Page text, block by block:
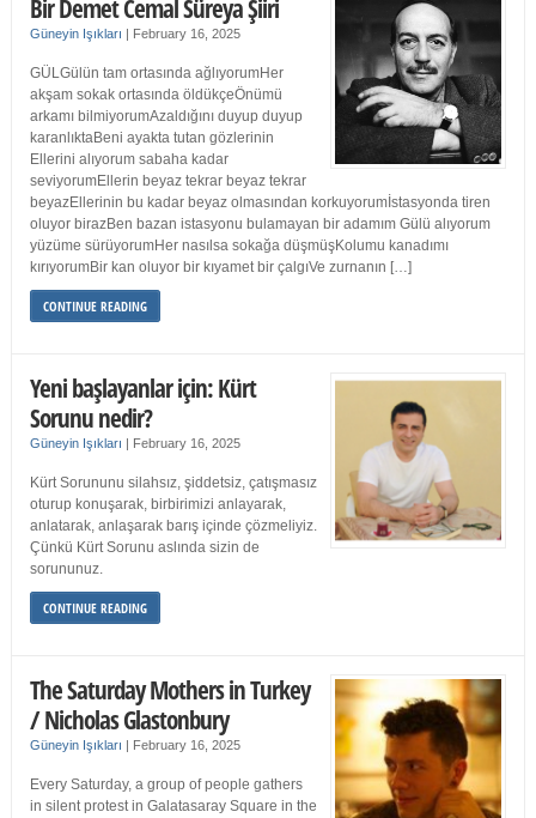
Bir Demet Cemal Süreya Şiiri
Güneyin Işıkları | February 16, 2025
GÜLGülün tam ortasında ağlıyorumHer
akşam sokak ortasında öldükçeÖnümü
arkamı bilmiyorumAzaldığını duyup duyup
karanlıktaBeni ayakta tutan gözlerinin
Ellerini alıyorum sabaha kadar
seviyorumEllerin beyaz tekrar beyaz tekrar
beyazEllerinin bu kadar beyaz olmasından korkuyorumİstasyonda tiren
oluyor birazBen bazan istasyonu bulamayan bir adamım Gülü alıyorum
yüzüme sürüyorumHer nasılsa sokağa düşmüşKolumu kanadımı
kırıyorumBir kan oluyor bir kıyamet bir çalgıVe zurnanın […]
CONTINUE READING
Yeni başlayanlar için: Kürt
Sorunu nedir?
Güneyin Işıkları | February 16, 2025
Kürt Sorununu silahsız, şiddetsiz, çatışmasız
oturup konuşarak, birbirimizi anlayarak,
anlatarak, anlaşarak barış içinde çözmeliyiz.
Çünkü Kürt Sorunu aslında sizin de
sorununuz.
CONTINUE READING
The Saturday Mothers in Turkey
/ Nicholas Glastonbury
Güneyin Işıkları | February 16, 2025
Every Saturday, a group of people gathers
in silent protest in Galatasaray Square in the